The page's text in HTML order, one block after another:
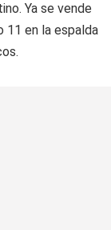
Ya se vende
11 en la espalda